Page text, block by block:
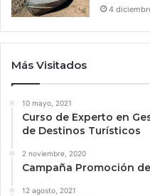
4
Más Visitados
10 mayo, 2021
Curso de Experto en
de Destinos Turísticos
2 noviembre, 2020
Campaña Promoción
12 agosto, 2021